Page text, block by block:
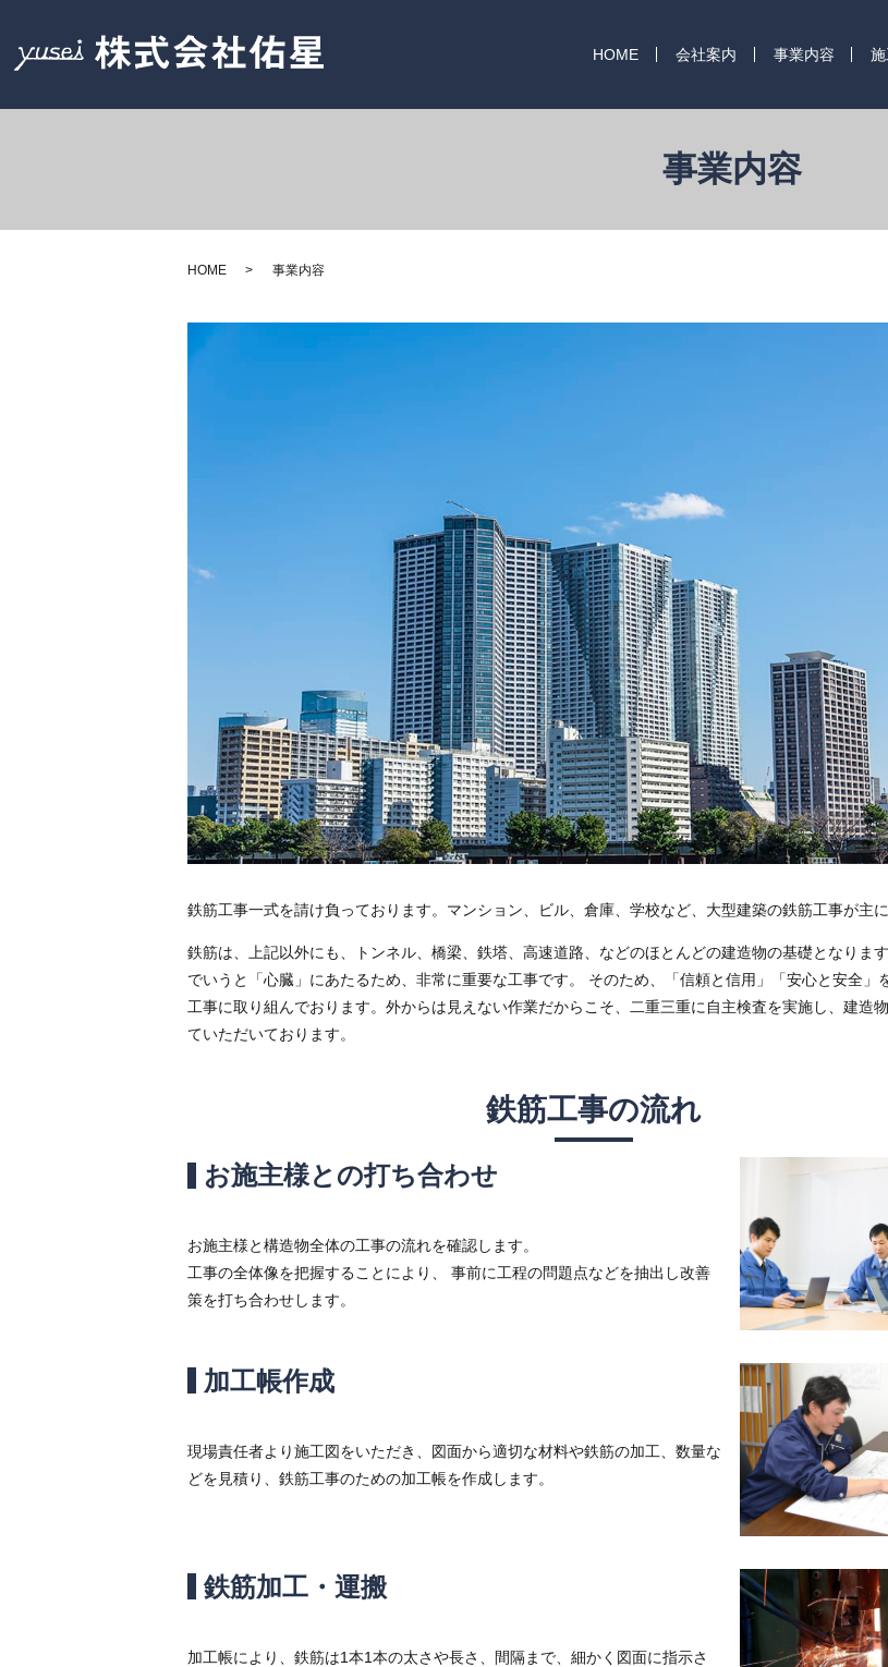
HOME 会社案内 事業内容 施
事業内容
HOME 事業内容
鉄筋工事一式を請け負っております。マンション、ビル、倉庫、学校など、大型建築の鉄筋工事が主に
鉄筋は、上記以外にも、トンネル、橋梁、鉄塔、高速道路、などのほとんどの建造物の基礎となりま
でいうと「心臓」にあたるため、非常に重要な工事です。 そのため、「信頼と信用」「安心と安全」
工事に取り組んでおります。外からは見えない作業だからこそ、二重三重に自主検査を実施し、建造
ていただいております。
鉄筋工事の流れ
お施主様との打ち合わせ
お施主様と構造物全体の工事の流れを確認します。
工事の全体像を把握することにより、 事前に工程の問題点などを抽出し改善
策を打ち合わせします。
加工帳作成
現場責任者より施工図をいただき、図面から適切な材料や鉄筋の加工、数量な
どを見積り、鉄筋工事のための加工帳を作成します。
鉄筋加工・運搬
加工帳により、鉄筋は1本1本の太さや長さ、間隔まで、細かく図面に指示さ